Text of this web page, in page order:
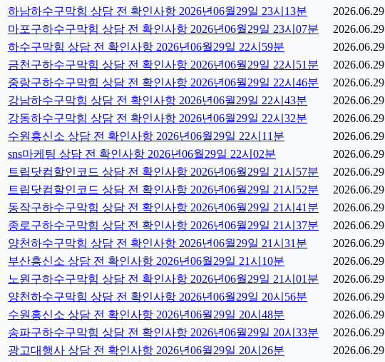
하남하수구막힘 상담 전 확인사항 2026년06월29일 23시13분
2026.06.29
마포구하수구막힘 상담 전 확인사항 2026년06월29일 23시07분
2026.06.29
하수구막힘 상담 전 확인사항 2026년06월29일 22시59분
2026.06.29
금천구하수구막힘 상담 전 확인사항 2026년06월29일 22시51분
2026.06.29
중랑구하수구막힘 상담 전 확인사항 2026년06월29일 22시46분
2026.06.29
강남하수구막힘 상담 전 확인사항 2026년06월29일 22시43분
2026.06.29
강동하수구막힘 상담 전 확인사항 2026년06월29일 22시32분
2026.06.29
수원흥신소 상담 전 확인사항 2026년06월29일 22시11분
2026.06.29
sns마케팅 상담 전 확인사항 2026년06월29일 22시02분
2026.06.29
트립닷컴할인코드 상담 전 확인사항 2026년06월29일 21시57분
2026.06.29
트립닷컴할인코드 상담 전 확인사항 2026년06월29일 21시52분
2026.06.29
동작구하수구막힘 상담 전 확인사항 2026년06월29일 21시41분
2026.06.29
종로구하수구막힘 상담 전 확인사항 2026년06월29일 21시37분
2026.06.29
양천하수구막힘 상담 전 확인사항 2026년06월29일 21시31분
2026.06.29
부산흥신소 상담 전 확인사항 2026년06월29일 21시10분
2026.06.29
노원구하수구막힘 상담 전 확인사항 2026년06월29일 21시01분
2026.06.29
양천하수구막힘 상담 전 확인사항 2026년06월29일 20시56분
2026.06.29
수원흥신소 상담 전 확인사항 2026년06월29일 20시48분
2026.06.29
송파구하수구막힘 상담 전 확인사항 2026년06월29일 20시33분
2026.06.29
광고대행사 상담 전 확인사항 2026년06월29일 20시26분
2026.06.29